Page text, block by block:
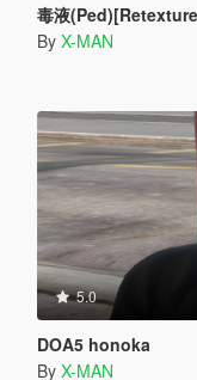
毒液
By X-MAN
5.0
DOA5 honoka
By X-MAN